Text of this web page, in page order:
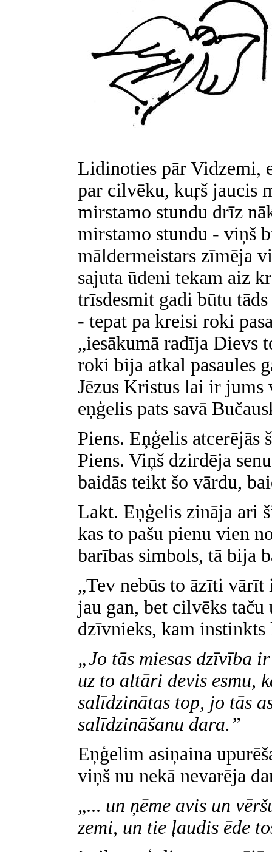
Lidinoties pār Vidzemi,
par cilvēku, kuŗš jaucis
mirstamo stundu drīz
mirstamo stundu - viņš
māldermeistars zīmēja
sajuta ūdeni tekam aiz
trīsdesmit gadi būtu
- tepat pa kreisi roki
„iesākumā radīja Dievs
roki bija atkal pasaules
Jēzus Kristus lai ir
eņģelis pats savā
Piens. Eņģelis atcerējās
Piens. Viņš dzirdēja
baidās teikt šo vārdu,
Lakt. Eņģelis zināja ari
kas to pašu pienu vien
barības simbols, tā bija
„Tev nebūs to āzīti vārīt
jau gan, bet cilvēks taču
dzīvnieks, kam
„Jo tās miesas dzīvība
uz to altāri devis esmu,
salīdzinātas top, jo tās
salīdzināšanu dara.”
Eņģelim asiņaina
viņš nu nekā nevarēja
„... un ņēme avis un
zemi, un tie ļaudis ēde